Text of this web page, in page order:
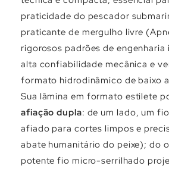
praticidade do pescador
praticante de mergulho livre
rigorosos padrões de
alta confiabilidade mecânica e
formato hidrodinâmico de baixo
Sua lâmina em formato estilete
afiação dupla: de um lado, um
afiado para cortes limpos e
abate humanitário do peixe); do
potente fio micro-serrilhado